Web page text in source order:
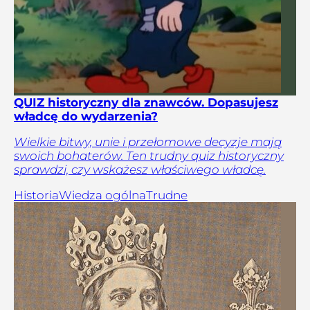
QUIZ historyczny dla znawców. Dopasujesz
władcę do wydarzenia?
Wielkie bitwy, unie i przełomowe decyzje mają
swoich bohaterów. Ten trudny quiz historyczny
sprawdzi, czy wskażesz właściwego władcę.
HistoriaWiedza ogólnaTrudne